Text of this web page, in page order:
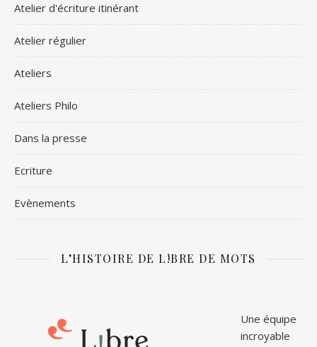
Atelier d'écriture itinérant
Atelier régulier
Ateliers
Ateliers Philo
Dans la presse
Ecriture
Evènements
L’HISTOIRE DE L!BRE DE MOTS
Une équipe
incroyable